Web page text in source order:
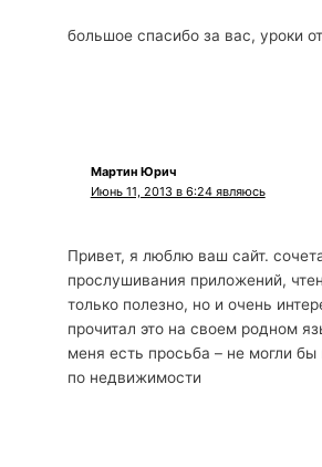
большое спасибо за вас, уроки
Мартин Юрич
Июнь 11, 2013 в 6:24 являюсь
Привет, я люблю ваш сайт.
прослушивания приложений,
только полезно, но и очень
прочитал это на своем родном
меня есть просьба – не могли
по недвижимости